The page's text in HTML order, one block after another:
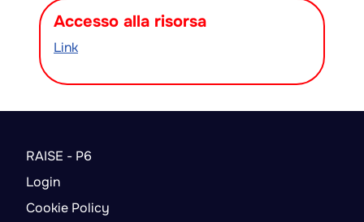
Accesso alla risorsa
Link
RAISE - P6
Login
Cookie Policy